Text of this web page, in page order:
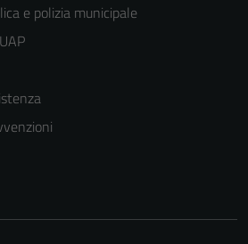
e polizia municipale